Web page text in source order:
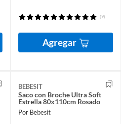
(9)
Agregar
BEBESIT
Saco con Broche Ultra Soft
Estrella 80x110cm Rosado
Por Bebesit